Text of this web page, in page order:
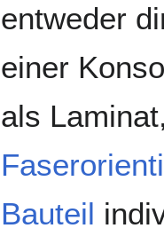
entweder
einer
als
Bauteil